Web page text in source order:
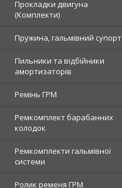
Прокладки двигуна
(Комплекти)
Пружина, гальмівний супорт
Пильники та відбійники
амортизаторів
Ремінь ГРМ
Ремкомплект барабанних
колодок
Ремкомплекти гальмівної
системи
Ролик ременя ГРМ